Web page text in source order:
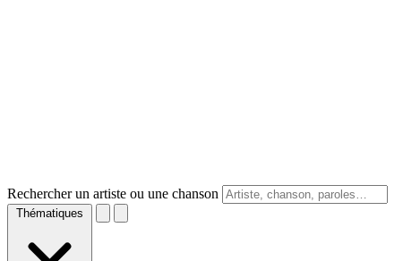
Rechercher un artiste ou une chanson
Thématiques